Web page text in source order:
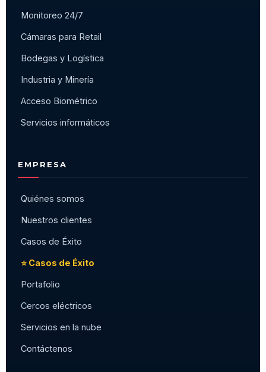
Monitoreo 24/7
Cámaras para Retail
Bodegas y Logística
Industria y Minería
Acceso Biométrico
Servicios informáticos
EMPRESA
Quiénes somos
Nuestros clientes
Casos de Éxito
⭐ Casos de Éxito
Portafolio
Cercos eléctricos
Servicios en la nube
Contáctenos